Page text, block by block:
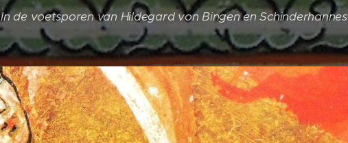
In de voetsporen van Hildegard von Bingen en Schinderhannes